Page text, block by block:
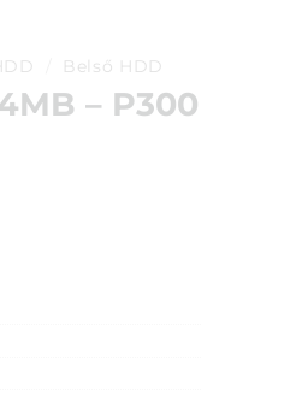
Belső HDD
– P300